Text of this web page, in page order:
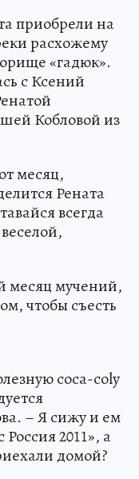
приобрели на
расхожему
«гадюк».
с Ксений
Кобловой из
месяц,
Рената
всегда
месяц мучений,
чтобы съесть
coca-coly
– Я сижу и ем
2011», а
домой?